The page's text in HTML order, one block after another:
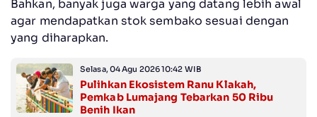
Bahkan, banyak juga warga yang datang lebih awal
agar mendapatkan stok sembako sesuai dengan
yang diharapkan.
Selasa, 04 Agu 2026 10:42 WIB
Pulihkan Ekosistem Ranu Klakah,
Pemkab Lumajang Tebarkan 50 Ribu
Benih Ikan